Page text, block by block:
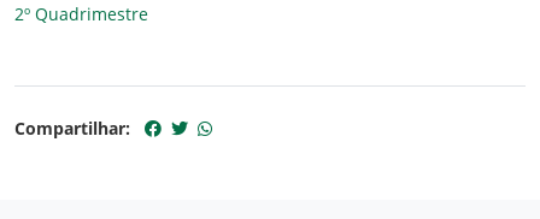
2º Quadrimestre
Compartilhar: